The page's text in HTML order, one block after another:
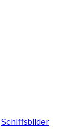
Schiffsbilder